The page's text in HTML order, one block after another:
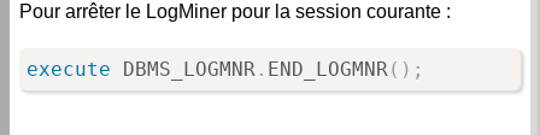
Pour arrêter le LogMiner pour la session courante :
execute DBMS_LOGMNR . END_LOGMNR ( ) ;